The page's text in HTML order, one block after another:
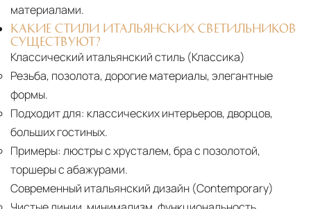
материалами.
КАКИЕ СТИЛИ ИТАЛЬЯНСКИХ СВЕТИЛЬНИКОВ
СУЩЕСТВУЮТ?
Классический итальянский стиль (Классика)
Резьба, позолота, дорогие материалы, элегантные
формы.
Подходит для: классических интерьеров, дворцов,
больших гостиных.
Примеры: люстры с хрусталем, бра с позолотой,
торшеры с абажурами.
Современный итальянский дизайн (Contemporary)